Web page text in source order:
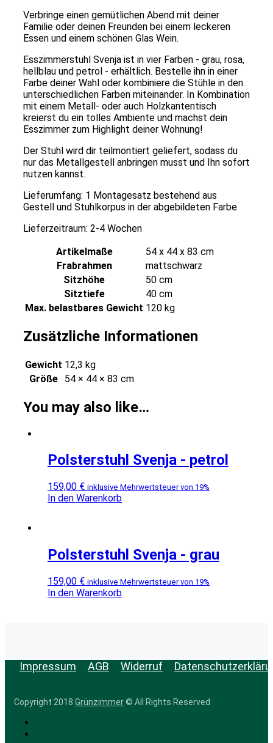
Verbringe einen gemütlichen Abend mit deiner
Familie oder deinen Freunden bei einem leckeren
Essen und einem schönen Glas Wein.
Esszimmerstuhl Svenja ist in vier Farben - grau, rosa,
hellblau und petrol - erhältlich. Bestelle ihn in einer
Farbe deiner Wahl oder kombiniere die Stühle in den
unterschiedlichen Farben miteinander. In Kombination
mit einem Metall- oder auch Holzkantentisch
kreierst du ein tolles Ambiente und machst dein
Esszimmer zum Highlight deiner Wohnung!
Der Stuhl wird dir teilmontiert geliefert, sodass du
nur das Metallgestell anbringen musst und Ihn sofort
nutzen kannst.
Lieferumfang: 1 Montagesatz bestehend aus
Gestell und Stuhlkorpus in der abgebildeten Farbe
Lieferzeitraum: 2-4 Wochen
Artikelmaße
54 x 44 x 83 cm
Frabrahmen
mattschwarz
Sitzhöhe
50 cm
Sitztiefe
40 cm
Max. belastbares Gewicht 120 kg
Zusätzliche Informationen
Gewicht 12,3 kg
Größe
54 × 44 × 83 cm
You may also like…
Polsterstuhl Svenja - petrol
159,00 € inklusive Mehrwertsteuer von 19%
In den Warenkorb
Polsterstuhl Svenja - grau
159,00 € inklusive Mehrwertsteuer von 19%
In den Warenkorb
Impressum AGB Widerruf
Copyright 2018 Grünzimmer© All Rights Reserved